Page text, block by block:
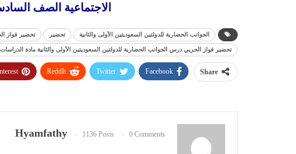
الاجتماعية الصف السادس
الجوانب الحضارية للدولتين السعوديتين الأولى والثانية تحضير تحضير فواز
تحضير فواز الحربي درس الجوانب الحضارية للدولتين السعوديتين الأولى والثانية مادة الدراسات
Share
Facebook
Twitter
ReddIt
Hyamfathy 1136 Posts 0 Comments